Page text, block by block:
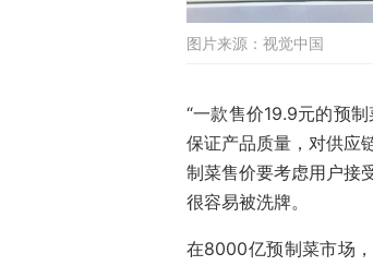
图片来源： 视觉中国
“一款售价19.9元的预
保证产品质量，对供应
制菜售价要考虑用户接
很容易被洗牌。
在8000亿预制菜市场